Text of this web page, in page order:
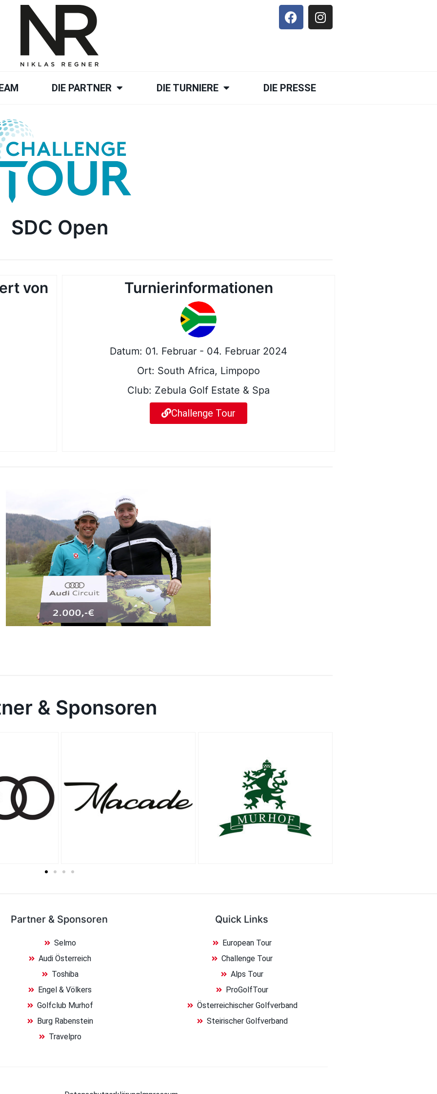
DIE PARTNER DIE TURNIERE DIE PRESSE
SDC Open
von Turnierinformationen
Datum: 01. Februar - 04. Februar 2024
Ort: South Africa, Limpopo
Club: Zebula Golf Estate & Spa
Challenge Tour
& Sponsoren
Partner & Sponsoren
Selmo
Audi Österreich
Toshiba
Engel & Völkers
Golfclub Murhof
Burg Rabenstein
Travelpro
Quick Links
European Tour
Challenge Tour
Alps Tour
ProGolfTour
Österreichischer Golfverband
Steirischer Golfverband